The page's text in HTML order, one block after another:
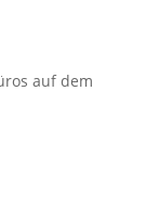
auf dem